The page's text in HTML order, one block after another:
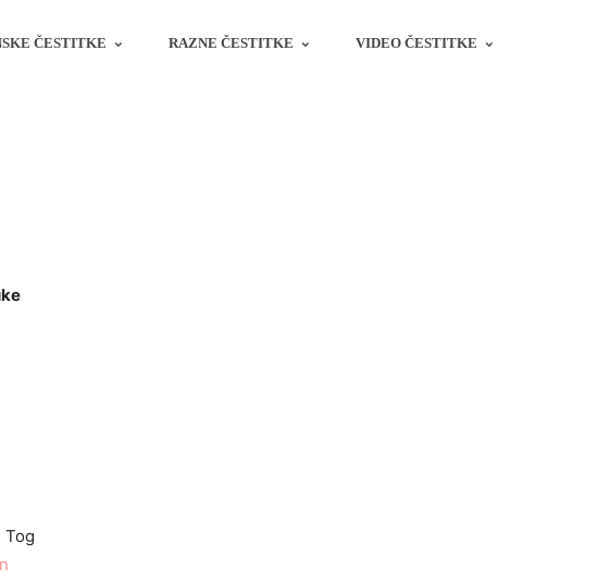
ČESTITKE RAZNE ČESTITKE VIDEO ČESTITKE
Tog